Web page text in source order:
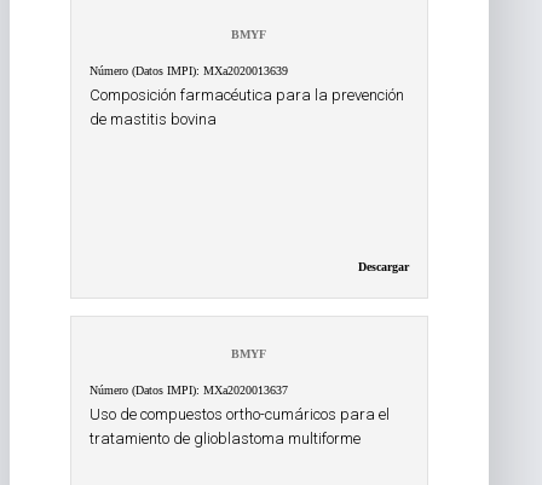
BMYF
Número (Datos IMPI): MXa2020013639
Composición farmacéutica para la prevención
de mastitis bovina
Descargar
BMYF
Número (Datos IMPI): MXa2020013637
Uso de compuestos ortho-cumáricos para el
tratamiento de glioblastoma multiforme